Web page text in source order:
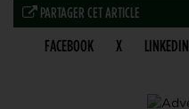
PARTAGER CET ARTICLE
FACEBOOK X LINKEDIN